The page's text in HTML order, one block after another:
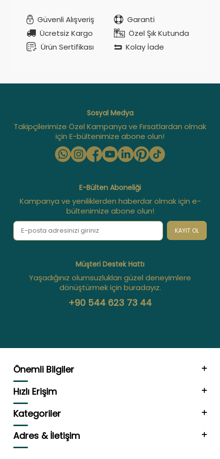
Güvenli Alışveriş
Garanti
Ücretsiz Kargo
Özel Şık Kutunda
Ürün Sertifikası
Kolay İade
Sosyal Medya
Takipçilerimize Özel Kampanya ve Fırsatlardan olmak
için E-bültenimize abone olun!
E-Bülten Aboneliği
Kampanya ve yeniliklerden haberdar olmak için e-
bültenimize abone olun!
KAYIT OL
Müşteri Destek Hattı
Yaşadığınız olumsuzlukları güzel deneyimlere
dönüştürmek için buradayız.
+90 544 623 73 44
Önemli Bilgiler
Hızlı Erişim
Kategoriler
Adres & İletişim